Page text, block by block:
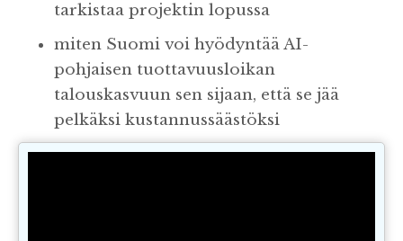
tarkistaa projektin lopussa
miten Suomi voi hyödyntää AI-
pohjaisen tuottavuusloikan
talouskasvuun sen sijaan, että se jää
pelkäksi kustannussäästöksi